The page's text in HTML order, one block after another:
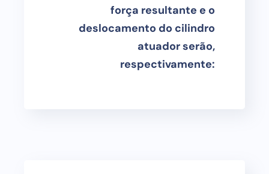
força resultante e o
deslocamento do cilindro
atuador serão,
respectivamente: